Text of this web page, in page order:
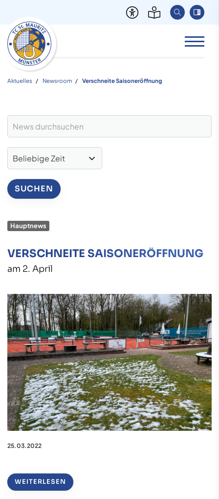
Aktuelles Newsroom Verschneite Saisoneröffnung
Hauptnews
VERSCHNEITE SAISONERÖFFNUNG
am 2. April
25.03.2022
WEITERLESEN